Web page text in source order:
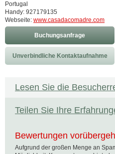
Portugal
Handy: 927179135
Webseite: www.casadacomadre.com
Buchungsanfrage
Unverbindliche Kontaktaufnahme
Lesen Sie die
Teilen Sie Ihre
Bewertungen
Aufgrund der großen Menge an